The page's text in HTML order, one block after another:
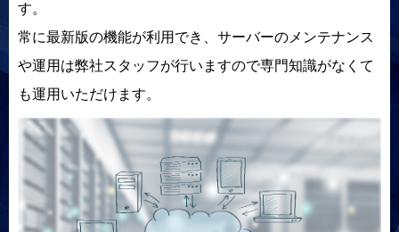
す。
常に最新版の機能が利用でき、サーバーのメンテナンス
や運用は弊社スタッフが行いますので専門知識がなくて
も運用いただけます。